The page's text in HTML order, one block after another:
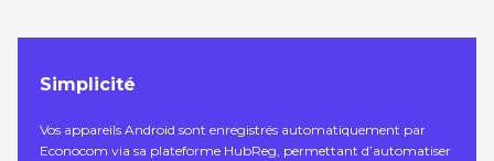
Simplicité
Vos appareils Android sont enregistrés automatiquement par
Econocom via sa plateforme HubReg, permettant d’automatiser